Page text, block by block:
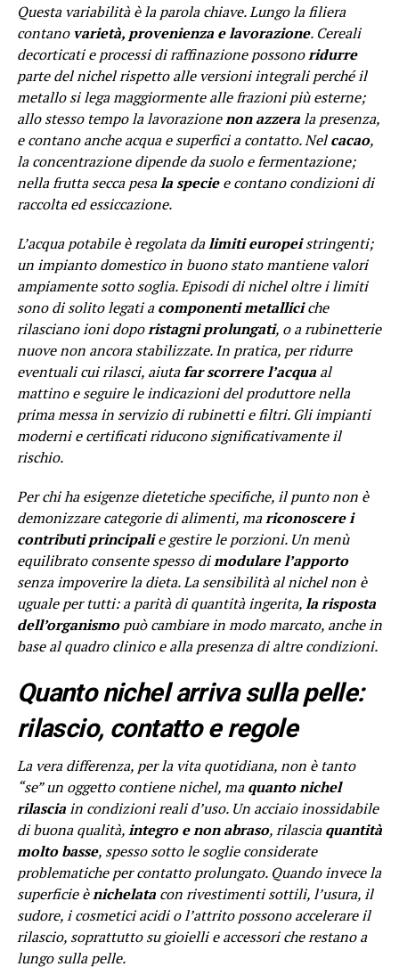
Questa variabilità è la parola chiave. Lungo la filiera
contanovarietà, provenienza e lavorazione. Cereali
decorticati e processi di raffinazione possonoridurre
parte del nichel rispetto alle versioni integrali perché il
metallo si lega maggiormente alle frazioni più esterne;
allo stesso tempo la lavorazionenon azzerala presenza,
e contano anche acqua e superfici a contatto. Nelcacao,
la concentrazione dipende da suolo e fermentazione;
nella frutta secca pesala speciee contano condizioni di
raccolta ed essiccazione.
L’acqua potabile è regolata dalimiti europeistringenti;
un impianto domestico in buono stato mantiene valori
ampiamente sotto soglia. Episodi di nichel oltre i limiti
sono di solito legati acomponenti metalliciche
rilasciano ioni doporistagni prolungati, o a rubinetterie
nuove non ancora stabilizzate. In pratica, per ridurre
eventuali cui rilasci, aiutafar scorrere l’acquaal
mattino e seguire le indicazioni del produttore nella
prima messa in servizio di rubinetti e filtri. Gli impianti
moderni e certificati riducono significativamente il
rischio.
Per chi ha esigenze dietetiche specifiche, il punto non è
demonizzare categorie di alimenti, mariconoscere i
contributi principalie gestire le porzioni. Un menù
equilibrato consente spesso dimodulare l’apporto
senza impoverire la dieta. La sensibilità al nichel non è
uguale per tutti: a parità di quantità ingerita,la risposta
dell’organismopuò cambiare in modo marcato, anche in
base al quadro clinico e alla presenza di altre condizioni.
Quanto nichel arriva sulla pelle:
rilascio, contatto e regole
La vera differenza, per la vita quotidiana, non è tanto
“se” un oggetto contiene nichel, maquanto nichel
rilasciain condizioni reali d’uso. Un acciaio inossidabile
di buona qualità,integro e non abraso, rilasciaquantità
molto basse, spesso sotto le soglie considerate
problematiche per contatto prolungato. Quando invece la
superficie ènichelatacon rivestimenti sottili, l’usura, il
sudore, i cosmetici acidi o l’attrito possono accelerare il
rilascio, soprattutto su gioielli e accessori che restano a
lungo sulla pelle.